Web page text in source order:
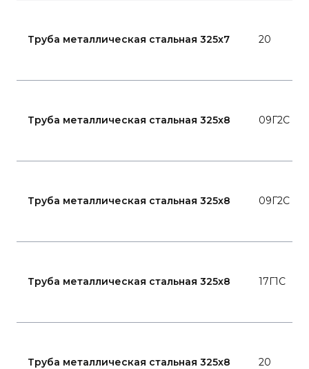
Труба металлическая стальная 325x7 20
Труба металлическая стальная 325x8 09Г2С
Труба металлическая стальная 325x8 09Г2С
Труба металлическая стальная 325x8 17Г1С
Труба металлическая стальная 325x8 20